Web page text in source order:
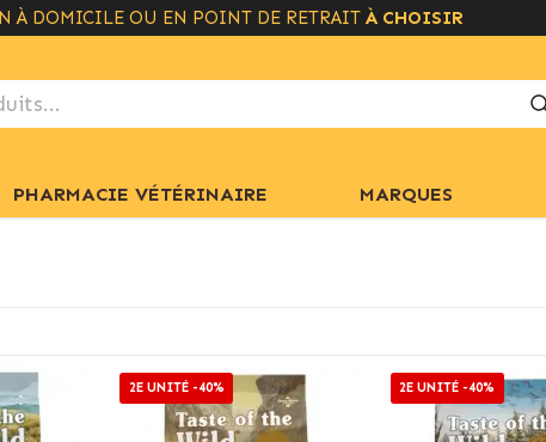
GRATUITE À PARTIR DE 49€+ INFO
PHARMACIE VÉTÉRINAIRE MARQUES
2E UNITÉ -40% 2E UNITÉ -40%